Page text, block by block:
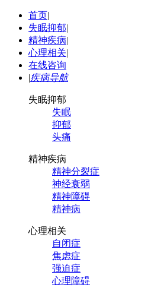
首页|
失眠抑郁|
精神疾病|
心理相关|
在线咨询
|疾病导航
失眠抑郁
失眠
抑郁
头痛
精神疾病
精神分裂症
神经衰弱
精神障碍
精神病
心理相关
自闭症
焦虑症
强迫症
心理障碍